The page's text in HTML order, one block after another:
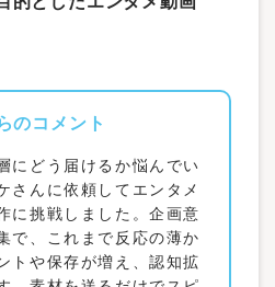
のコメント
にどう届けるか悩んでい
さんに依頼してエンタメ
に挑戦しました。企画意
で、これまで反応の薄か
トや保存が増え、認知拡